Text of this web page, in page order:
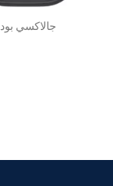
جالاكسي